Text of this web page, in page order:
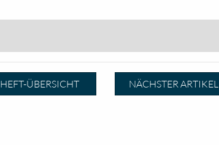
HEFT-ÜBERSICHT NÄCHSTER ARTIKEL